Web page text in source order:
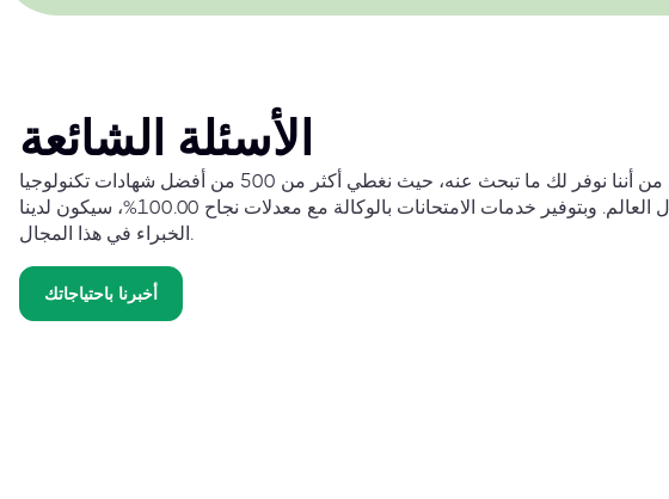
الأسئلة الشائعة
نحن على يقين من أننا نوفر لك ما تبحث عنه، حيث نغطي أكثر من 500 من أفضل شهادات تكنولوجيا
المعلومات حول العالم. وبتوفير خدمات الامتحانات بالوكالة مع معدلات نجاح 100.00%، سيكون لدينا
الخبراء في هذا المجال.
أخبرنا باحتياجاتك